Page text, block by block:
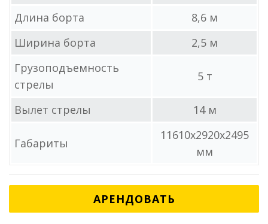
Длина борта
8,6 м
Ширина борта
2,5 м
Грузоподъемность
стрелы
5 т
Вылет стрелы 14 м
Габариты
11610x2920x2495
мм
АРЕНДОВАТЬ